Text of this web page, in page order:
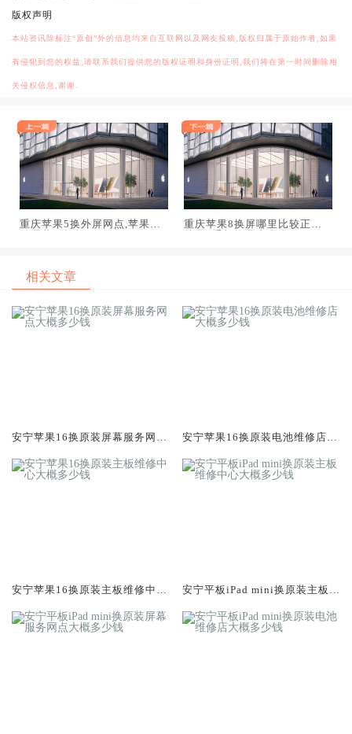
版权声明
本站资讯除标注“原创”外的信息均来自互联网以及网友投稿,版权归属于原始作者,如果
有侵犯到您的权益,请联系我们提供您的版权证明和身份证明,我们将在第一时间删除相
关侵权信息,谢谢.
重庆苹果5换外屏网点,苹果五
重庆苹果8换屏哪里比较正规,
相关文章
安宁苹果16换原装屏幕服务网点
安宁苹果16换原装电池维修店大
安宁苹果16换原装主板维修中心
安宁平板iPad mini换原装主板维